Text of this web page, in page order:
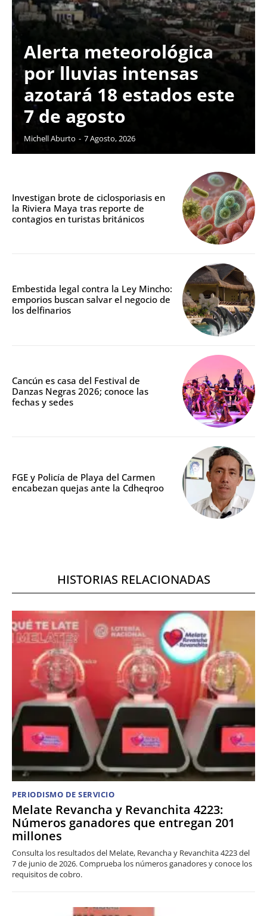
Alerta meteorológica
por lluvias intensas
azotará 18 estados este
7 de agosto
Michell Aburto - 7 Agosto, 2026
Investigan brote de ciclosporiasis en
la Riviera Maya tras reporte de
contagios en turistas británicos
Embestida legal contra la Ley Mincho:
emporios buscan salvar el negocio de
los delfinarios
Cancún es casa del Festival de
Danzas Negras 2026; conoce las
fechas y sedes
FGE y Policía de Playa del Carmen
encabezan quejas ante la Cdheqroo
HISTORIAS RELACIONADAS
PERIODISMO DE SERVICIO
Melate Revancha y Revanchita 4223:
Números ganadores que entregan 201
millones
Consulta los resultados del Melate, Revancha y Revanchita 4223 del
7 de junio de 2026. Comprueba los números ganadores y conoce los
requisitos de cobro.